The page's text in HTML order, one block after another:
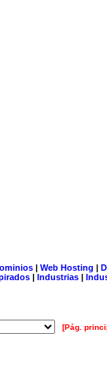
| Web Hosting |
| Industrias |
[Pág.